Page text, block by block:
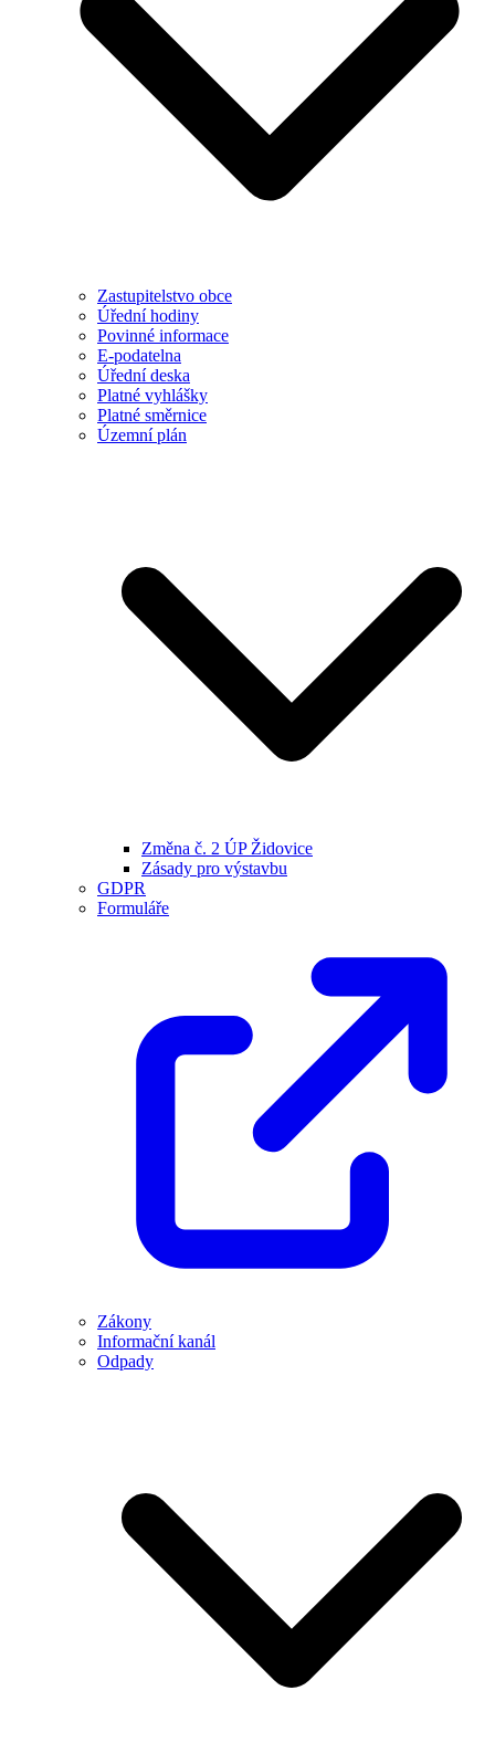
Zastupitelstvo obce
Úřední hodiny
Povinné informace
E-podatelna
Úřední deska
Platné vyhlášky
Platné směrnice
Územní plán
Změna č. 2 ÚP Židovice
Zásady pro výstavbu
GDPR
Formuláře
Zákony
Informační kanál
Odpady